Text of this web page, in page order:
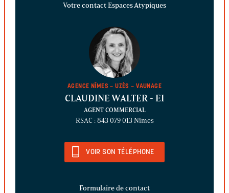
Votre contact Espaces Atypiques
AGENCE NÎMES – UZÈS – VAUNAGE
CLAUDINE WALTER - EI
AGENT COMMERCIAL
RSAC : 843 079 013 Nîmes
VOIR SON TÉLÉPHONE
Formulaire de contact